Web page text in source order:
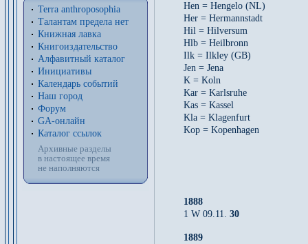
Terra anthroposophia
Талантам предела нет
Книжная лавка
Книгоиздательство
Алфавитный каталог
Инициативы
Календарь событий
Наш город
Форум
GA-онлайн
Каталог ссылок
Архивные разделы
в настоящее время
не наполняются
Hen = Hengelo (NL)
Her = Hermannstadt
Hil = Hilversum
Hlb = Heilbronn
Ilk = Ilkley (GB)
Jen = Jena
K = Koln
Kar = Karlsruhe
Kas = Kassel
Kla = Klagenfurt
Kop = Kopenhagen
1888
1 W 09.11. 30
1889